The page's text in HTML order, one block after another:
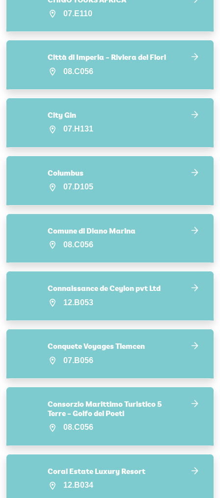
07.E110
Città di Imperia – Riviera dei Fiori
08.C056
City Gin
07.H131
Columbus
07.D105
Comune di Diano Marina
08.C056
Connaissance de Ceylon pvt Ltd
12.B053
Conquete Voyages Tlemcen
07.B056
Consorzio Marittimo Turistico 5
Terre – Golfo dei Poeti
08.C056
Coral Estate Luxury Resort
12.B034